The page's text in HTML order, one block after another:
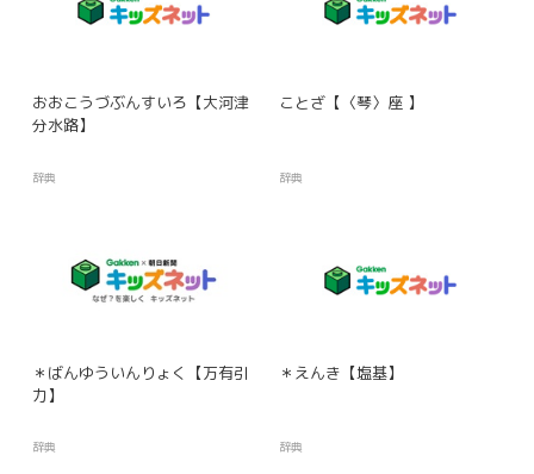
おおこうづぶんすいろ【大河津
分水路】
辞典
ことざ【〈琴〉座 】
辞典
＊ばんゆういんりょく【万有引
力】
辞典
＊えんき【塩基】
辞典